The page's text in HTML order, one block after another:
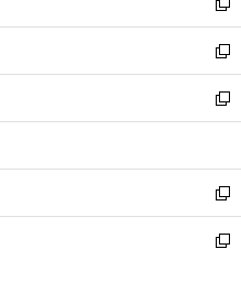
開
く
ド
ウ
で
開
く
ィ
ン
ド
ウ
で
開
い
ウ
ィ
ン
ド
ウ
開
く
新
し
い
ウ
ィ
ン
ウ
で
開
く
新
し
い
ウ
ン
ド
ウ
で
新
し
ウ
ィ
ン
ド
新
し
い
新